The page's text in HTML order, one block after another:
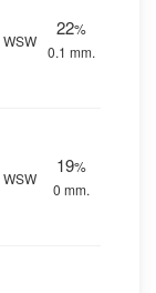
WSW
22%
0.1 mm.
WSW
19%
0 mm.